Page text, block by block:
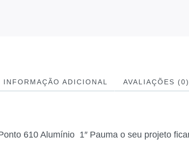
INFORMAÇÃO ADICIONAL AVALIAÇÕES (0)
610 Alumínio 1″ Pauma o seu projeto